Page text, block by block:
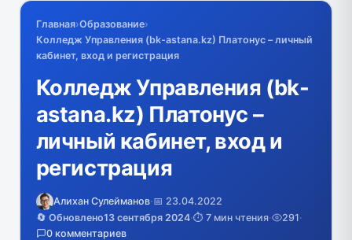
Главная›Образование›
Колледж Управления (bk-astana.kz) Платонус – личный
кабинет, вход и регистрация
Колледж Управления (bk-
astana.kz) Платонус –
личный кабинет, вход и
регистрация
Алихан Сулейманов·📅 23.04.2022
🔄 Обновлено13 сентября 2024·⏱️ 7 мин чтения· 291·
0 комментариев